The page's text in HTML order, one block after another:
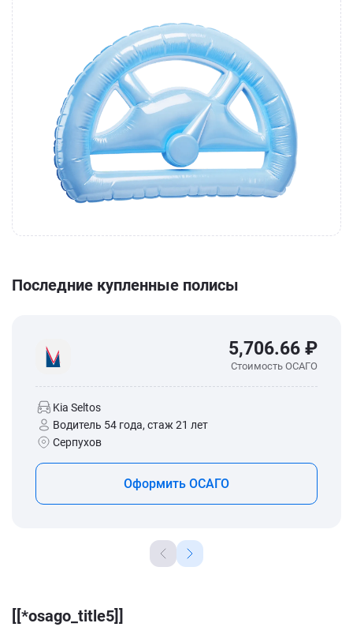
Последние купленные полисы
5,706.66 ₽
Стоимость ОСАГО
Kia Seltos
Водитель 54 года, стаж 21 лет
Серпухов
Оформить ОСАГО
[[*osago_title5]]